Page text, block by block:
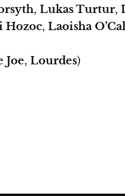
, Lukas Turtur,
Hozoc, Laoisha
Joe, Lourdes)